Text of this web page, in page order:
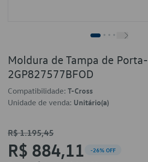
Moldura de Tampa de
2GP827577BFOD
Compatibilidade: T-Cross
Unidade de venda: Unitário(a)
R$ 1.195,45
R$ 884,11 -26% OFF